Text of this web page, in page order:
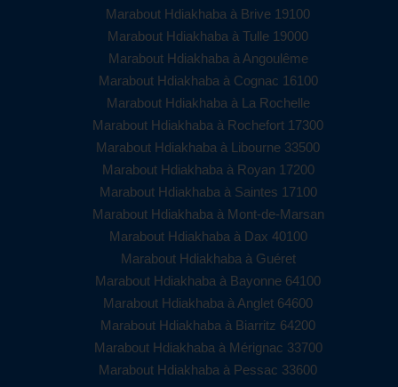
Marabout Hdiakhaba à Brive 19100
Marabout Hdiakhaba à Tulle 19000
Marabout Hdiakhaba à Angoulême
Marabout Hdiakhaba à Cognac 16100
Marabout Hdiakhaba à La Rochelle
Marabout Hdiakhaba à Rochefort 17300
Marabout Hdiakhaba à Libourne 33500
Marabout Hdiakhaba à Royan 17200
Marabout Hdiakhaba à Saintes 17100
Marabout Hdiakhaba à Mont-de-Marsan
Marabout Hdiakhaba à Dax 40100
Marabout Hdiakhaba à Guéret
Marabout Hdiakhaba à Bayonne 64100
Marabout Hdiakhaba à Anglet 64600
Marabout Hdiakhaba à Biarritz 64200
Marabout Hdiakhaba à Mérignac 33700
Marabout Hdiakhaba à Pessac 33600